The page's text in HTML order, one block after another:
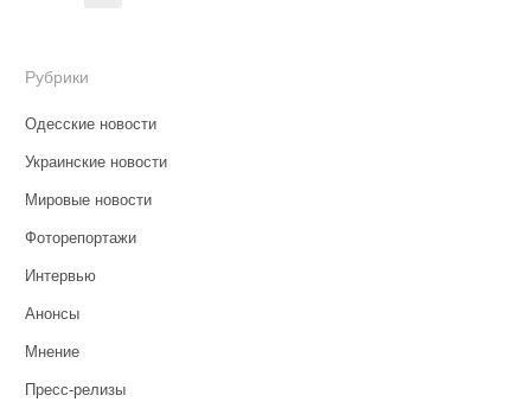
Рубрики
Одесские новости
Украинские новости
Мировые новости
Фоторепортажи
Интервью
Анонсы
Мнение
Пресс-релизы